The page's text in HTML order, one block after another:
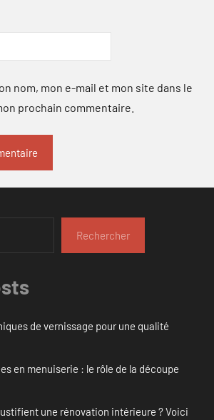
nom, mon e-mail et mon site dans le
prochain commentaire.
Rechercher
de vernissage pour une qualité
en menuiserie : le rôle de la découpe
une rénovation intérieure ? Voici